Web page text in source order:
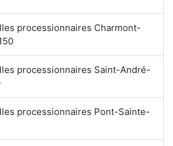
processionnaires Charmont-
processionnaires Saint-André-
processionnaires Pont-Sainte-